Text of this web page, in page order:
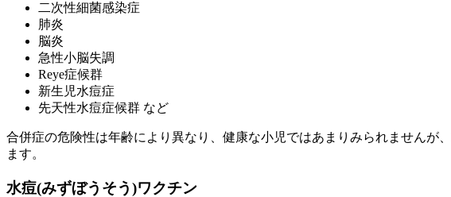
二次性細菌感染症
肺炎
脳炎
急性小脳失調
Reye症候群
新生児水痘症
先天性水痘症候群 など
合併症の危険性は年齢により異なり、健康な小児ではあまりみられませんが
ます。
水痘(みずぼうそう)ワクチン